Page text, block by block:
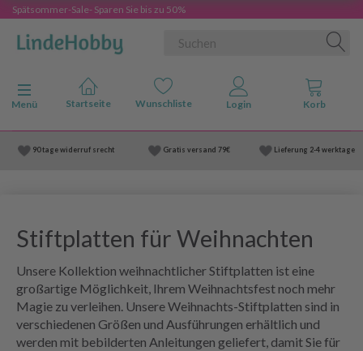
Spätsommer-Sale- Sparen Sie bis zu 50%
Anzeige ändern
Menü
90 tage widerruf srecht Gratis versand 79€ Lieferung 2-4 werktage
Stiftplatten für Weihnachten
Unsere Kollektion weihnachtlicher Stiftplatten ist eine
großartige Möglichkeit, Ihrem Weihnachtsfest noch mehr
Magie zu verleihen. Unsere Weihnachts-Stiftplatten sind in
verschiedenen Größen und Ausführungen erhältlich und
werden mit bebilderten Anleitungen geliefert, damit Sie für